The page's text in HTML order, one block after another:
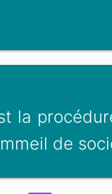
la
de